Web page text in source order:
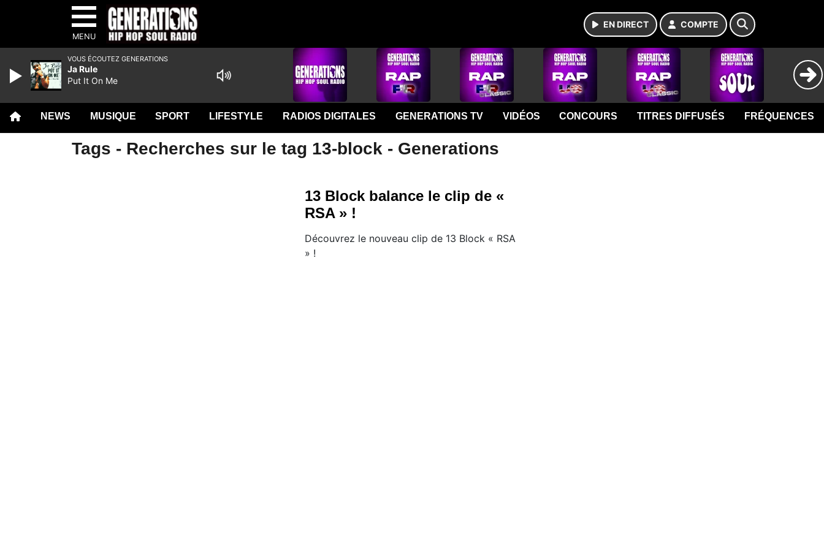
MENU
EN DIRECT COMPTE
NEWS MUSIQUE SPORT LIFESTYLE RADIOS DIGITALES GENERATIONS TV VIDÉOS CONCOURS TITRES DIFFUSÉS FRÉQUENCES
Tags - Recherches sur le tag 13-block - Generations
13 Block balance le clip de «
RSA » !
Découvrez le nouveau clip de 13 Block « RSA
» !
VOUS ÉCOUTEZ GENERATIONS
Ja Rule
Put It On Me